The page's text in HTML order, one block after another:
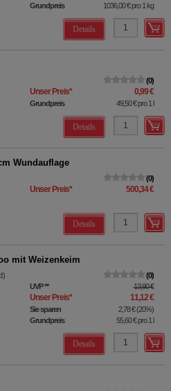
Grundpreis
1036,00 €pro 1 kg
Details
0
Unser Preis* 0,99 €
Grundpreis 49,50 €pro 1 l
Details
Wundauflage
0
Unser Preis* 500,34 €
Details
mit Weizenkeim
0
UVP** 13,90 €
Unser Preis* 11,12 €
Sie sparen 2,78 €(20%)
Grundpreis
55,60 €pro 1 l
Details